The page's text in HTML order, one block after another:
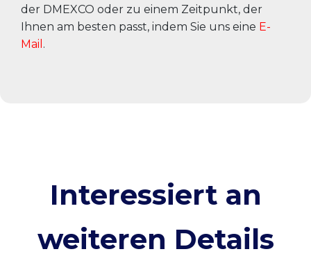
der DMEXCO oder zu einem Zeitpunkt, der
Ihnen am besten passt, indem Sie uns eine E-
Mail .
Interessiert an
weiteren Details